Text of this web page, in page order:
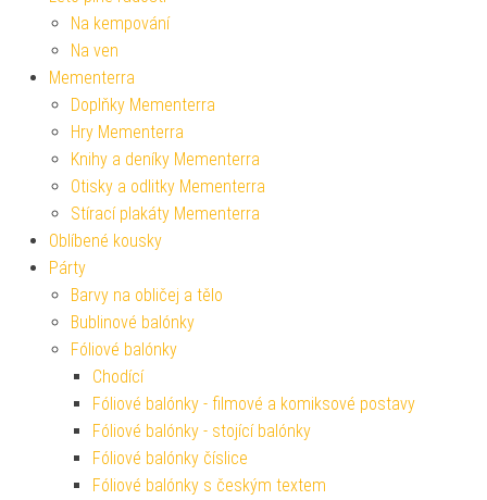
Na kempování
Na ven
Mementerra
Doplňky Mementerra
Hry Mementerra
Knihy a deníky Mementerra
Otisky a odlitky Mementerra
Stírací plakáty Mementerra
Oblíbené kousky
Párty
Barvy na obličej a tělo
Bublinové balónky
Fóliové balónky
Chodící
Fóliové balónky - filmové a komiksové postavy
Fóliové balónky - stojící balónky
Fóliové balónky číslice
Fóliové balónky s českým textem